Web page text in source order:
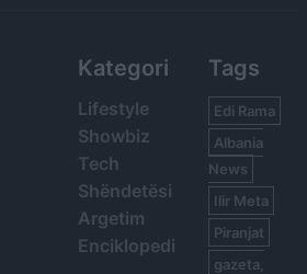
Kategori
Lifestyle
Showbiz
Tech
Shëndetësi
Argetim
Enciklopedi
Tags
Edi Rama
Albania
News
Ilir Meta
Piranjat
gazeta,